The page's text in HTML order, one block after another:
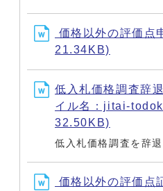
価格以外の評価点
21.34KB)
低入札価格調査辞
イル名：jitai-
32.50KB)
低入札価格調査を辞
価格以外の評価点